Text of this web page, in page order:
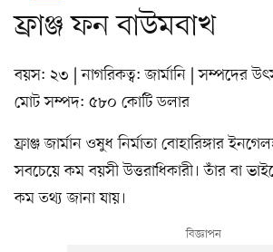
ফ্রাঞ্জ ফন বাউমবাখ
বয়স: ২৩ | নাগরিকত্ব: জার্মানি | সম্পদের
মোট সম্পদ: ৫৮০ কোটি ডলার
ফ্রাঞ্জ জার্মান ওষুধ নির্মাতা বোহারিঙ্গার
সবচেয়ে কম বয়সী উত্তরাধিকারী। তাঁর বা
কম তথ্য জানা যায়।